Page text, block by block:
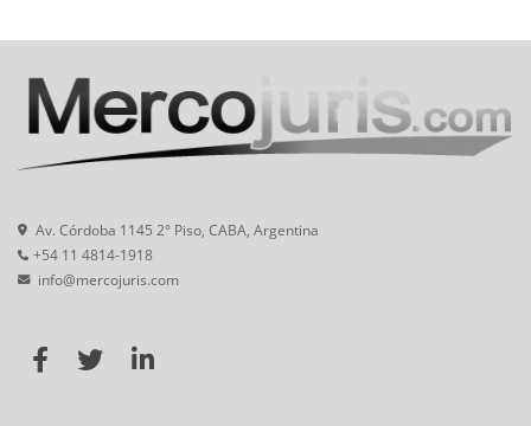
Av. Córdoba 1145 2° Piso, CABA, Argentina
+54 11 4814-1918
info@mercojuris.com